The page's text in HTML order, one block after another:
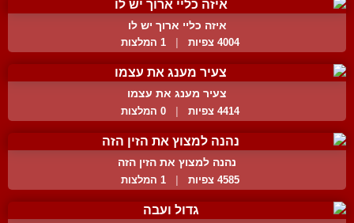
איזה כליי ארוך יש לו
4004 צפיות 1 המלצות
צעיר מענג את עצמו
4414 צפיות 0 המלצות
נהנה למצוץ את הזין הזה
4585 צפיות | 1 המלצות